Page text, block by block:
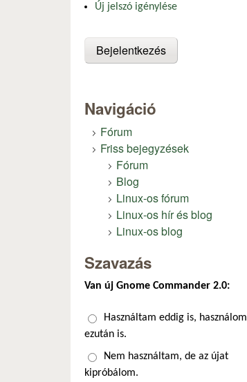
Új jelszó igénylése
Navigáció
Fórum
Friss bejegyzések
Fórum
Blog
Linux-os fórum
Linux-os hír és blog
Linux-os blog
Szavazás
Van új Gnome Commander 2.0:
Választások
Használtam eddig is, használom
ezután is.
Nem használtam, de az újat
kipróbálom.